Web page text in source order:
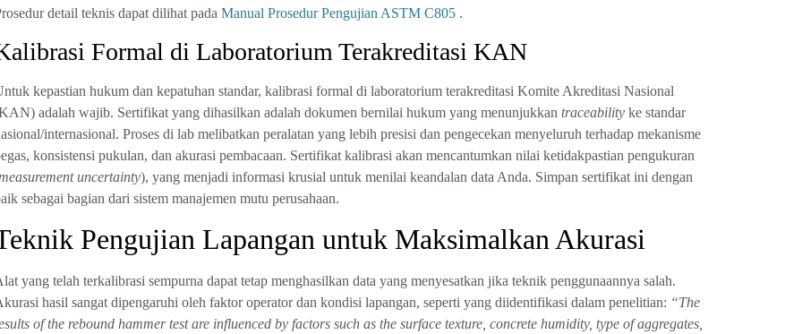
detail teknis dapat dilihat pada Manual Prosedur Pengujian ASTM C805.
Formal di Laboratorium Terakreditasi KAN
kepastian hukum dan kepatuhan standar, kalibrasi formal di laboratorium terakreditasi Komite Akreditasi Nasional
adalah wajib. Sertifikat yang dihasilkan adalah dokumen bernilai hukum yang menunjukkan traceabilityke standar
internasional. Proses di lab melibatkan peralatan yang lebih presisi dan pengecekan menyeluruh terhadap mekanisme
konsistensi pukulan, dan akurasi pembacaan. Sertifikat kalibrasi akan mencantumkan nilai ketidakpastian pengukuran
uncertainty), yang menjadi informasi krusial untuk menilai keandalan data Anda. Simpan sertifikat ini dengan
sebagai bagian dari sistem manajemen mutu perusahaan.
Pengujian Lapangan untuk Maksimalkan Akurasi
yang telah terkalibrasi sempurna dapat tetap menghasilkan data yang menyesatkan jika teknik penggunaannya salah.
hasil sangat dipengaruhi oleh faktor operator dan kondisi lapangan, seperti yang diidentifikasi dalam penelitian: “The
of the rebound hammer test are influenced by factors such as the surface texture, concrete humidity, type of aggregates,